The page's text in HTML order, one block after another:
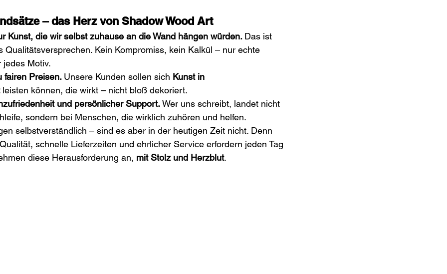
– das Herz von Shadow Wood Art
Kunst, die wir selbst zuhause an die Wand hängen würden. Das ist
Qualitätsversprechen. Kein Kompromiss, kein Kalkül – nur echte
jedes Motiv.
fairen Preisen. Unsere Kunden sollen sich Kunst in
leisten können, die wirkt – nicht bloß dekoriert.
und persönlicher Support. Wer uns schreibt, landet nicht
sondern bei Menschen, die wirklich zuhören und helfen.
selbstverständlich – sind es aber in der heutigen Zeit nicht. Denn
schnelle Lieferzeiten und ehrlicher Service erfordern jeden Tag
diese Herausforderung an, mit Stolz und Herzblut.